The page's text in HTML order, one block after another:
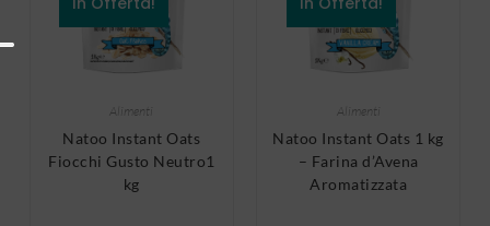
Alimenti
Natoo Instant Oats
Fiocchi Gusto Neutro1
kg
Alimenti
Natoo Instant Oats 1 kg
– Farina d’Avena
Aromatizzata